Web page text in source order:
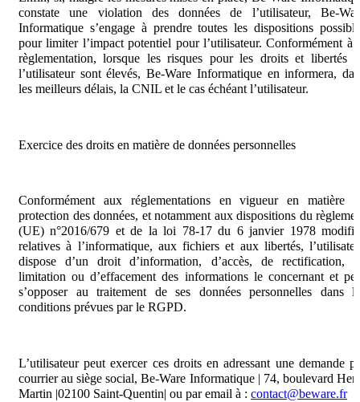
constate une violation des données de l’utilisateur, Be-
Informatique s’engage à prendre toutes les dispositions
pour limiter l’impact potentiel pour l’utilisateur. Conformément à
règlementation, lorsque les risques pour les droits et libertés
l’utilisateur sont élevés, Be-Ware Informatique en informera,
les meilleurs délais, la CNIL et le cas échéant l’utilisateur.
Exercice des droits en matière de données personnelles
Conformément aux réglementations en vigueur en matière
protection des données, et notamment aux dispositions du
(UE) n°2016/679 et de la loi 78-17 du 6 janvier 1978
relatives à l’informatique, aux fichiers et aux libertés,
dispose d’un droit d’information, d’accès, de rectification,
limitation ou d’effacement des informations le concernant et
s’opposer au traitement de ses données personnelles dans
conditions prévues par le RGPD.
L’utilisateur peut exercer ces droits en adressant une demande
courrier au siège social, Be-Ware Informatique | 74, boulevard
Martin |02100 Saint-Quentin| ou par email à : contact@beware.fr